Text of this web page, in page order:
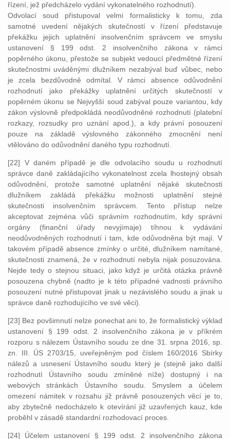
řízení, jež předcházelo vydání vykonatelného rozhodnutí).
Odvolací soud přistupoval velmi formalisticky k tomu, zda
samotné uvedení nějakých skutečností v řízení představuje
překážku jejich uplatnění insolvenčním správcem ve smyslu
ustanovení § 199 odst. 2 insolvenčního zákona v rámci
popěrného úkonu, přestože se subjekt vedoucí předmětné řízení
skutečnostmi uváděnými dlužníkem nezabýval buď vůbec, nebo
je zcela bezdůvodně odmítal. V rámci absence odůvodnění
rozhodnutí jako překážky uplatnění určitých skutečností v
popěrném úkonu se Nejvyšší soud zabýval pouze variantou, kdy
zákon výslovně předpokládá neodůvodněné rozhodnutí (platební
rozkazy, rozsudky pro uznání apod.), a kdy právní posouzení
pouze na základě výslovného zákonného zmocnění není
vtělováno do odůvodnění daného typu rozhodnutí.
[22] V daném případě je dle odvolacího soudu u rozhodnutí
správce daně zakládajícího vykonatelnost zcela lhostejný obsah
odůvodnění, protože samotné uplatnění nějaké skutečnosti
dlužníkem zakládá překážku možnosti uplatnění stejné
skutečnosti insolvenčním správcem. Tento přístup nelze
akceptovat zejména vůči správním rozhodnutím, kdy správní
orgány (finanční úřady nevyjímaje) tíhnou k vydávání
neodůvodněných rozhodnutí i tam, kde odůvodněna být mají. V
takovém případě absence zmínky o určité, dlužníkem namítané,
skutečnosti znamená, že v rozhodnutí nebyla nijak posuzována.
Nejde tedy o stejnou situaci, jako když je určitá otázka právně
posouzena chybně (nadto je k této případné vadnosti právního
posouzení nutné přistupovat jinak u nezávislého soudu a jinak u
správce daně rozhodujícího ve své věci).
[23] Bez povšimnutí nelze ponechat ani to, že formalistický výklad
ustanovení § 199 odst. 2 insolvenčního zákona je v příkrém
rozporu s nálezem Ústavního soudu ze dne 31. srpna 2016, sp.
zn. III. ÚS 2703/15, uveřejněným pod číslem 160/2016 Sbírky
nálezů a usnesení Ústavního soudu který je (stejně jako další
rozhodnutí Ústavního soudu zmíněné níže) dostupný i na
webových stránkách Ústavního soudu. Smyslem a účelem
omezení námitek v rozsahu již právně posouzených věcí je to,
aby zbytečně nedocházelo k otevírání již uzavřených kauz, kde
proběhl v zásadě standardní rozhodovací proces.
[24] Účelem ustanovení § 199 odst. 2 insolvenčního zákona